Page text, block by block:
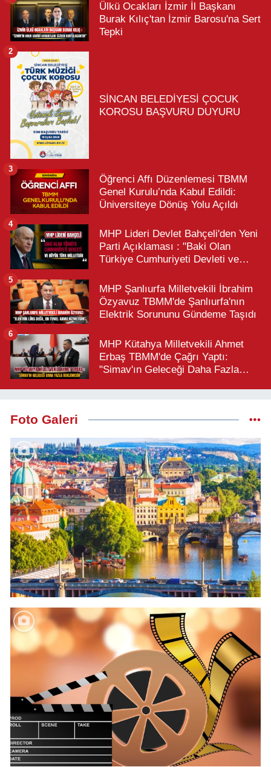
Ülkü Ocakları İzmir İl Başkanı
Burak Kılıç'tan İzmir Barosu'na Sert
Tepki
SİNCAN BELEDİYESİ ÇOCUK
KOROSU BAŞVURU DUYURU
2
Öğrenci Affı Düzenlemesi TBMM
Genel Kurulu’nda Kabul Edildi:
Üniversiteye Dönüş Yolu Açıldı
3
MHP Lideri Devlet Bahçeli'den Yeni
Parti Açıklaması : "Baki Olan
Türkiye Cumhuriyeti Devleti ve
4
MHP Şanlıurfa Milletvekili İbrahim
Özyavuz TBMM'de Şanlıurfa'nın
Elektrik Sorununu Gündeme Taşıdı
5
MHP Kütahya Milletvekili Ahmet
Erbaş TBMM'de Çağrı Yaptı:
"Simav'ın Geleceği Daha Fazla
6
Foto Galeri